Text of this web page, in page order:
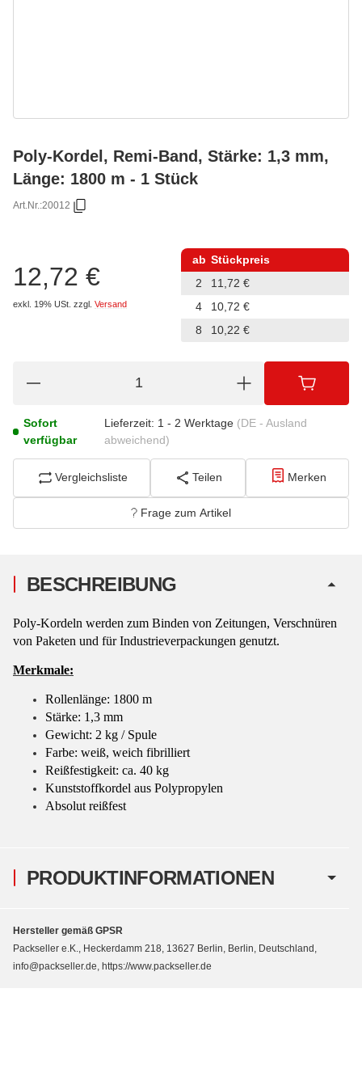
Poly-Kordel, Remi-Band, Stärke: 1,3 mm,
Länge: 1800 m - 1 Stück
Art.Nr.:20012
12,72 €
exkl. 19% USt. zzgl. Versand
ab Stückpreis
2
11,72 €
4
10,72 €
8
10,22 €
Sofort
verfügbar
Lieferzeit: 1 - 2 Werktage (DE - Ausland
abweichend)
Vergleichsliste Teilen Merken
Frage zum Artikel
PRODUKTINFORMATIONEN
BESCHREIBUNG
Poly-Kordeln werden zum Binden von Zeitungen, Verschnüren
von Paketen und für Industrieverpackungen genutzt.
Merkmale:
Rollenlänge: 1800 m
Stärke: 1,3 mm
Gewicht: 2 kg / Spule
Farbe: weiß, weich fibrilliert
Reißfestigkeit: ca. 40 kg
Kunststoffkordel aus Polypropylen
Absolut reißfest
Hersteller gemäß GPSR
Packseller e.K., Heckerdamm 218, 13627 Berlin, Berlin, Deutschland,
info@packseller.de, https://www.packseller.de